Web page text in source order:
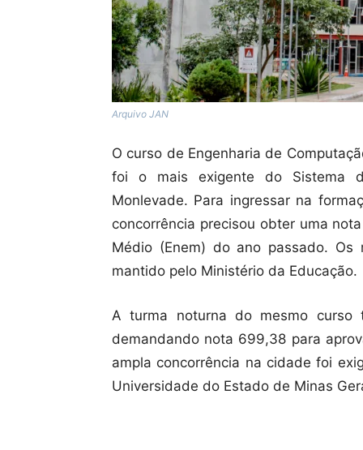
Arquivo JAN
O curso de Engenharia de
foi o mais exigente do Sistema
Monlevade. Para ingressar na
concorrência precisou obter uma
Médio (Enem) do ano passado.
mantido pelo Ministério da Educação.
A turma noturna do mesmo
demandando nota 699,38 para
ampla concorrência na cidade foi
Universidade do Estado de Minas